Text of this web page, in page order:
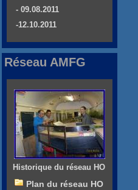
- 09.08.2011
-12.10.2011
Réseau AMFG
Historique du réseau HO
Plan du réseau HO